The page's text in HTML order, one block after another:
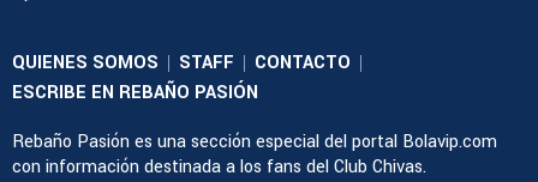
QUIENES SOMOS STAFF CONTACTO
ESCRIBE EN REBAÑO PASIÓN
Rebaño Pasión es una sección especial del portal Bolavip.com
con información destinada a los fans del Club Chivas.